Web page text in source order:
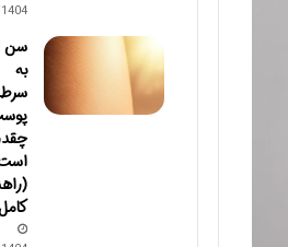
سن
به